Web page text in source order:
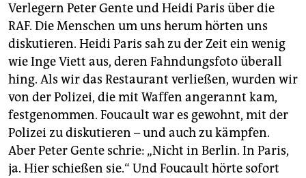
Verlegern Peter Gente und Heidi Paris über die
RAF. Die Menschen um uns herum hörten uns
diskutieren. Heidi Paris sah zu der Zeit ein wenig
wie Inge Viett aus, deren Fahndungsfoto überall
hing. Als wir das Restaurant verließen, wurden wir
von der Polizei, die mit Waffen angerannt kam,
festgenommen. Foucault war es gewohnt, mit der
Polizei zu diskutieren – und auch zu kämpfen.
Aber Peter Gente schrie: „Nicht in Berlin. In Paris,
ja. Hier schießen sie.“ Und Foucault hörte sofort